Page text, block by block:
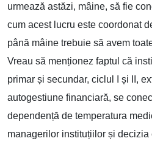
urmează astăzi, mâine, să fie
cum acest lucru este coordonat
până mâine trebuie să avem
Vreau să menționez faptul că
primar și secundar, ciclul I și II,
autogestiune financiară, se
dependență de temperatura
managerilor instituțiilor și